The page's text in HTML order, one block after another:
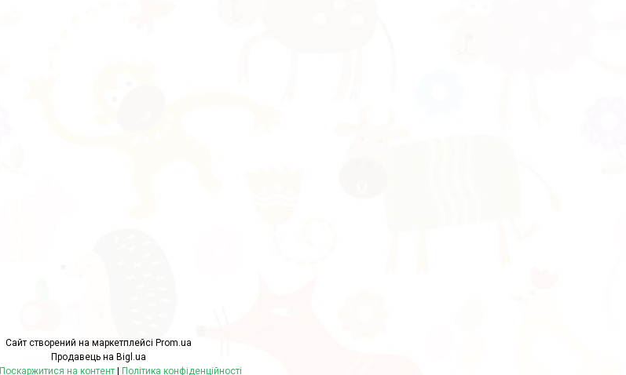
Сайт створений на маркетплейсі Prom.ua
Продавець на Bigl.ua
Поскаржитися на контент Політика конфіденційності